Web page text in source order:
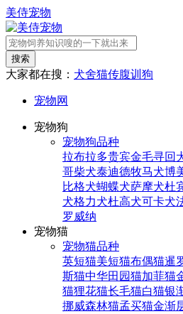
美侍宠物
搜索
大家都在搜： 犬舍猫传腹训狗
宠物网
宠物狗
宠物狗品种
拉布拉多贵宾金毛寻回
哥柴犬泰迪德牧马犬博
比格犬蝴蝶犬萨摩犬杜
犬格力犬杜高犬可卡犬
罗威纳
宠物猫
宠物猫品种
英短猫美短猫布偶猫暹
斯猫中华田园猫加菲猫
猫狸花猫长毛猫白猫银
挪威森林猫孟买猫金渐